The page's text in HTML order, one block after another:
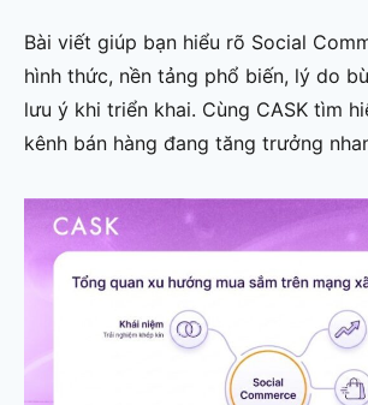
Bài viết giúp bạn hiểu rõ Social
hình thức, nền tảng phổ biến, lý do
lưu ý khi triển khai. Cùng CASK tìm
kênh bán hàng đang tăng trưởng